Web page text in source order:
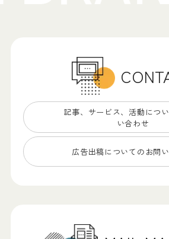
記事、サービス、 活動につ
い合わせ
広告出稿についての お問